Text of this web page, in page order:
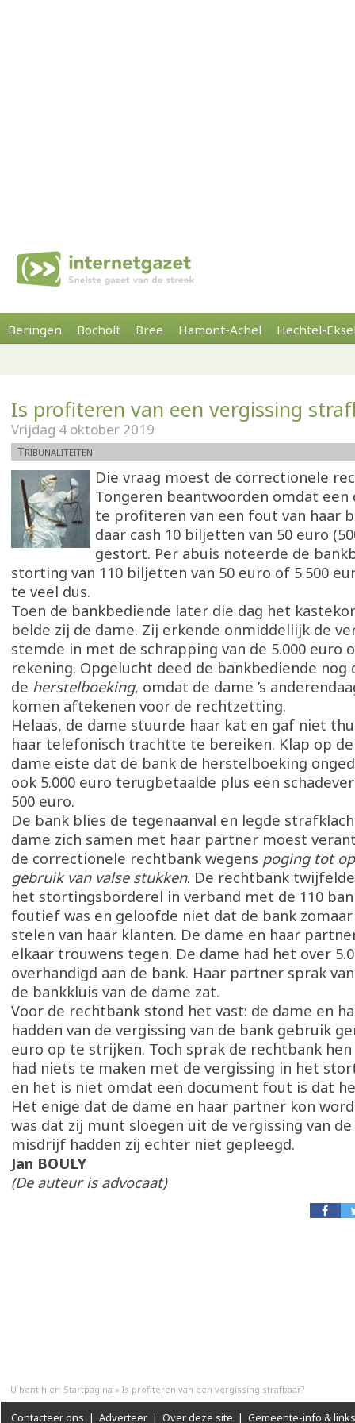
Beringen Bocholt Bree Hamont-Achel Hechtel-
Is profiteren van een vergissing
Vrijdag 4 oktober 2019
Tribunaliteiten
Die vraag moest de correctionele
Tongeren beantwoorden omdat
te profiteren van een fout van haar
daar cash 10 biljetten van 50 euro
gestort. Per abuis noteerde de
storting van 110 biljetten van 50 euro of 5.500
te veel dus.
Toen de bankbediende later die dag het
belde zij de dame. Zij erkende onmiddellijk de
stemde in met de schrapping van de 5.000 euro
rekening. Opgelucht deed de bankbediende nog
de herstelboeking, omdat de dame ’s
komen aftekenen voor de rechtzetting.
Helaas, de dame stuurde haar kat en gaf niet
haar telefonisch trachtte te bereiken. Klap op
dame eiste dat de bank de herstelboeking
ook 5.000 euro terugbetaalde plus een
500 euro.
De bank blies de tegenaanval en legde
dame zich samen met haar partner moest
de correctionele rechtbank wegens poging tot
gebruik van valse stukken. De rechtbank
het stortingsborderel in verband met de 110
foutief was en geloofde niet dat de bank zomaar
stelen van haar klanten. De dame en haar
elkaar trouwens tegen. De dame had het over
overhandigd aan de bank. Haar partner sprak
de bankkluis van de dame zat.
Voor de rechtbank stond het vast: de dame en
hadden van de vergissing van de bank gebruik
euro op te strijken. Toch sprak de rechtbank
had niets te maken met de vergissing in het
en het is niet omdat een document fout is dat
Het enige dat de dame en haar partner kon
was dat zij munt sloegen uit de vergissing van de
misdrijf hadden zij echter niet gepleegd.
Jan BOULY
(De auteur is advocaat)
U bent hier: Startpagina » Is profiteren van een vergissing strafbaar?
Contacteer ons | Adverteer | Over deze site | Gemeente-info & links